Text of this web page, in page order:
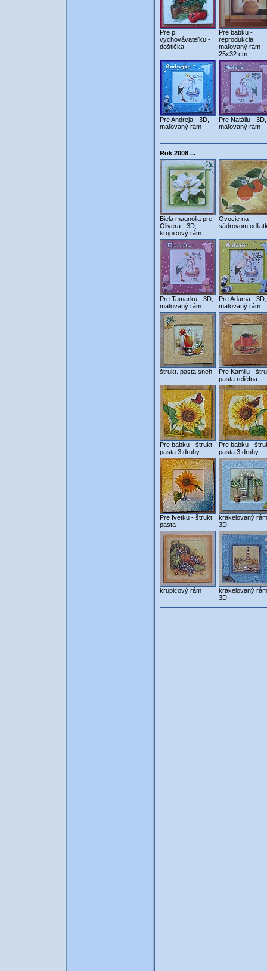
Pre p.
vychovávateľku -
doštička
Pre babku -
reprodukcia,
maľovaný rám
25x32 cm
Pre Andreja - 3D,
maľovaný rám
Pre Natáliu - 3D,
maľovaný rám
Rok 2008 ...
Biela magnólia pre
Olivera - 3D,
krupicový rám
Ovocie na
sádrovom
Pre Tamarku - 3D,
maľovaný rám
Pre Adama - 3D,
maľovaný rám
štrukt. pasta sneh
Pre Kamilu -
pasta reliéfna
Pre babku - štrukt.
pasta 3 druhy
Pre babku -
pasta 3 druhy
Pre Ivetku - štrukt.
pasta
krakelovaný
3D
krupicový rám
krakelovaný
3D